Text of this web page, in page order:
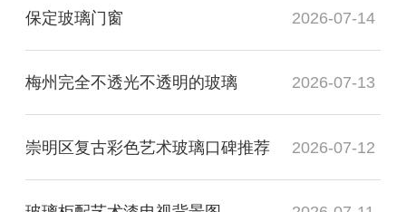
保定玻璃门窗 2026-07-14
梅州完全不透光不透明的玻璃 2026-07-13
崇明区复古彩色艺术玻璃口碑推荐 2026-07-12